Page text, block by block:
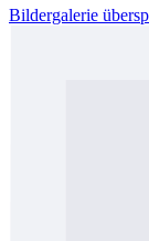
Bildergalerie